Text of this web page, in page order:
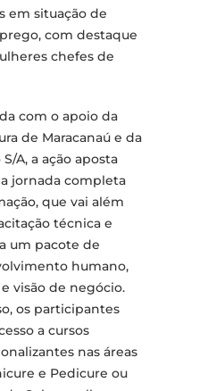
em situação de
com destaque
chefes de
com o apoio da
de Maracanaú e da
S/A, a ação aposta
jornada completa
que vai além
técnica e
um pacote de
humano,
visão de negócio.
os participantes
a cursos
nas áreas
e Pedicure ou